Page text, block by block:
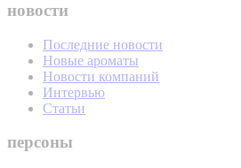
новости
Последние новости
Новые ароматы
Новости компаний
Интервью
Статьи
персоны